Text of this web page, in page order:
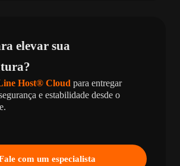
elevar sua
Host® Cloud para entregar
e estabilidade desde o
com um especialista